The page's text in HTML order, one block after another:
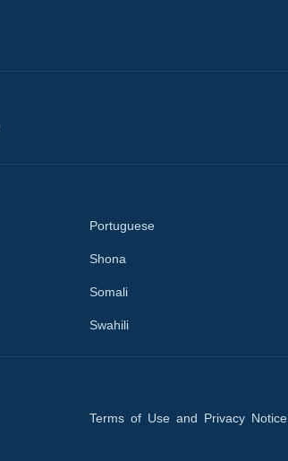
Portuguese
Shona
Somali
Swahili
Terms of Use and Privacy Notice